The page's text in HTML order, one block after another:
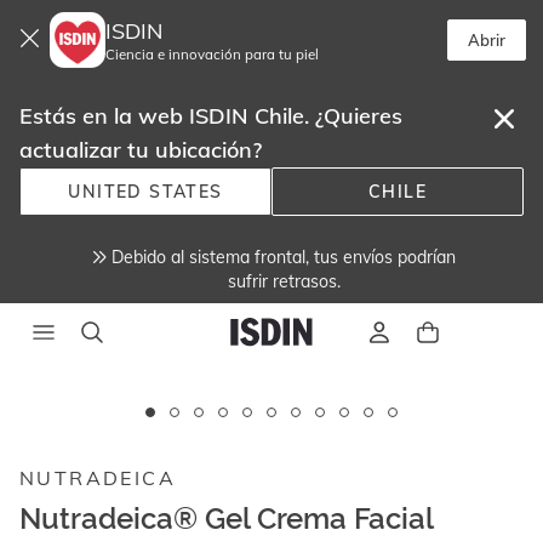
ISDIN
Ciencia e innovación para tu piel
Abrir
Estás en la web ISDIN Chile. ¿Quieres
actualizar tu ubicación?
UNITED STATES CHILE
Debido al sistema frontal, tus envíos podrían
sufrir retrasos.
imágenes
videos.
NUTRADEICA
Nutradeica® Gel Crema Facial